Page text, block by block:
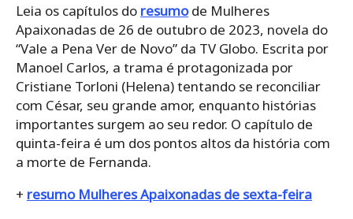
Leia os capítulos do resumode Mulheres
Apaixonadas de 26 de outubro de 2023, novela do
“Vale a Pena Ver de Novo” da TV Globo. Escrita por
Manoel Carlos, a trama é protagonizada por
Cristiane Torloni (Helena) tentando se reconciliar
com César, seu grande amor, enquanto histórias
importantes surgem ao seu redor. O capítulo de
quinta-feira é um dos pontos altos da história com
a morte de Fernanda.
+ resumo Mulheres Apaixonadas de sexta-feira